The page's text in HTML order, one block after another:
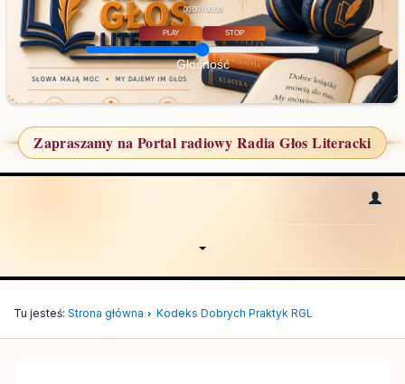
00:00 / 00:00
PLAY STOP
Głośność
Zapraszamy na Portal radiowy Radia Głos Literacki
Tu jesteś: Strona główna Kodeks Dobrych Praktyk RGL